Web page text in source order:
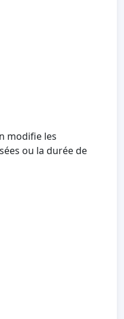
modifie les
ou la durée de